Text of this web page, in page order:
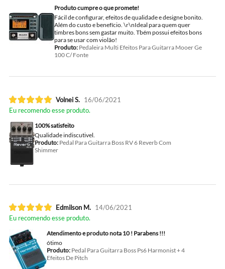
Produto cumpre o que promete!
Fácil de configurar, efeitos de qualidade e designe bonito.
Além do custo e benefício. \r\nIdeal para quem quer
timbres bons sem gastar muito. Tbém possui efeitos bons
para se usar com violão!
Produto:Pedaleira Multi Efeitos Para Guitarra Mooer Ge
100 C/ Fonte
Volnei S. 16/06/2021
Eu recomendo esse produto.
100% satisfeito
Qualidade indiscutivel.
Produto:Pedal Para Guitarra Boss RV 6 Reverb Com
Shimmer
Edmilson M. 14/06/2021
Eu recomendo esse produto.
Atendimento e produto nota 10 ! Parabens !!!
ótimo
Produto:Pedal Para Guitarra Boss Ps6 Harmonist + 4
Efeitos De Pitch